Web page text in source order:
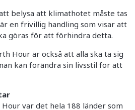
belysa att klimathotet måste tas
en frivillig handling som visar att
göras för att förhindra detta.
Hour är också att alla ska ta sig
kan förändra sin livsstil för att
var det hela 188 länder som